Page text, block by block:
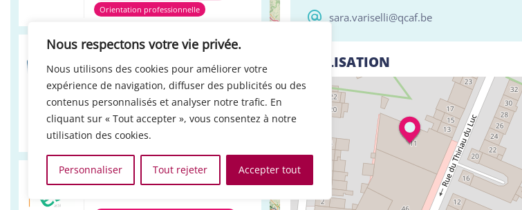
Nous respectons votre vie privée.
Nous utilisons des cookies pour améliorer votre
expérience de navigation, diffuser des publicités ou des
contenus personnalisés et analyser notre trafic. En
cliquant sur « Tout accepter », vous consentez à notre
utilisation des cookies.
Personnaliser Tout rejeter Accepter tout
Orientation professionnelle
Adeppi
Avenue de l'Europe 1A, 7903 Leuze-en-
Hainaut
Alphabétisation / Formation de base
Formation de base au numérique
Orientation professionnelle
Réso ASBL Verviers
sara.variselli@qcaf.be
LOCALISATION